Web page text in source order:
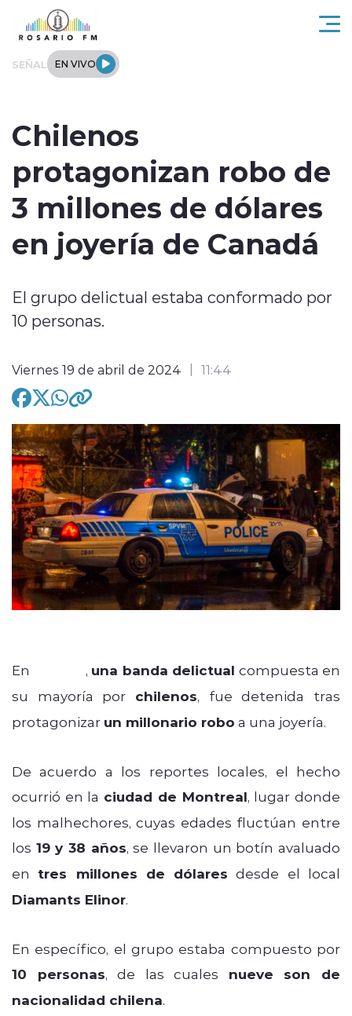
Click acá para ir directamente al contenido
SEÑAL EN VIVO
Regionales
Tendencias
Deportes
modo claro
Chilenos
protagonizan robo de
3 millones de dólares
en joyería de Canadá
El grupo delictual estaba conformado por
10 personas.
Viernes 19 de abril de 2024 11:44
En , una banda delictual compuesta en
su mayoría por chilenos, fue detenida tras
protagonizar un millonario robo a una joyería.
De acuerdo a los reportes locales, el hecho
ocurrió en la ciudad de Montreal, lugar donde
los malhechores, cuyas edades fluctúan entre
los 19 y 38 años, se llevaron un botín avaluado
en tres millones de dólares desde el local
Diamants Elinor.
En específico, el grupo estaba compuesto por
10 personas, de las cuales nueve son de
nacionalidad chilena.